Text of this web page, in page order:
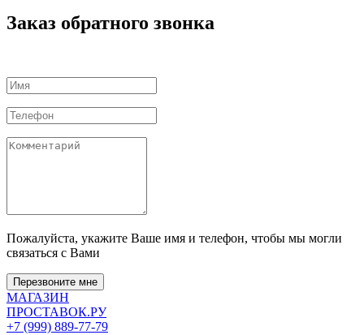
Заказ обратного звонка
Пожалуйста, укажите Ваше имя и телефон, чтобы мы могли
связаться с Вами
Перезвоните мне
МАГАЗИН
ПРОСТАВОК.РУ
+7 (999) 889-77-79